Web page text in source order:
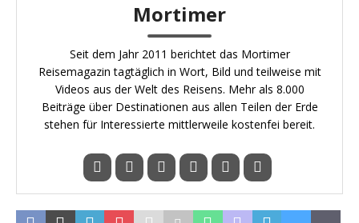
Mortimer
Seit dem Jahr 2011 berichtet das Mortimer
Reisemagazin tagtäglich in Wort, Bild und teilweise mit
Videos aus der Welt des Reisens. Mehr als 8.000
Beiträge über Destinationen aus allen Teilen der Erde
stehen für Interessierte mittlerweile kostenfei bereit.